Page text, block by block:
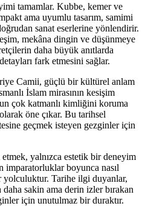
tamamlar. Kubbe, kemer ve
ama uyumlu tasarım, samimi
sanat eserlerine yönlendirir.
mekâna dingin ve düşünmeye
daha büyük anıtlarda
fark etmesini sağlar.
Camii, güçlü bir kültürel anlam
İslam mirasının kesişim
çok katmanlı kimliğini koruma
öne çıkar. Bu tarihsel
geçmek isteyen gezginler için
yalnızca estetik bir deneyim
imparatorluklar boyunca nasıl
Tarihe ilgi duyanlar,
daha sakin ama derin izler bırakan
için unutulmaz bir duraktır.